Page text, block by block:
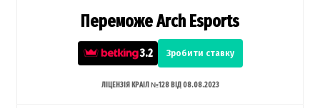
Переможе Arch Esports
3.2 Зробити ставку
ЛІЦЕНЗІЯ КРАІЛ №128 ВІД 08.08.2023